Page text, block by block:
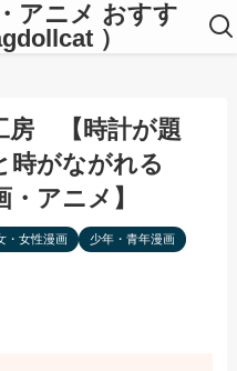
アニメ おすす
）
房 【時計が題
時がながれる
アニメ】
・女性漫画 少年・青年漫画